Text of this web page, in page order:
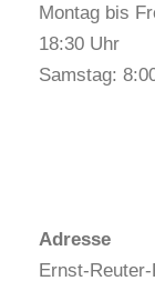
Montag bis
18:30 Uhr
Samstag:
Adresse
Ernst-